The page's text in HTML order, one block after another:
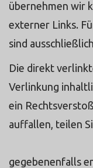
übernehmen wir
externer Links.
sind
Die direkt
Verlinkung
ein
auffallen, teilen
gegebenenfalls